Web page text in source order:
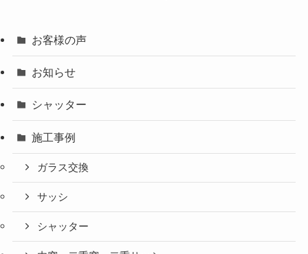
お客様の声
お知らせ
シャッター
施工事例
ガラス交換
サッシ
シャッター